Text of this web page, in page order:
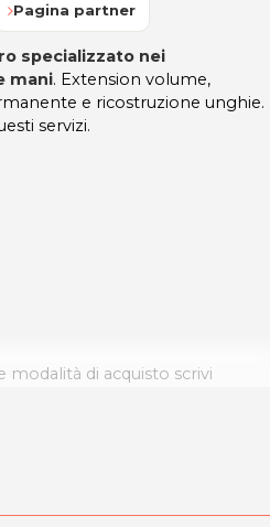
Pagina partner
specializzato nei
mani. Extension volume,
e ricostruzione unghie.
servizi.
di acquisto scrivi